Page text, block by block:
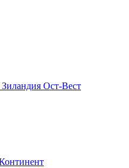
Зиландия Ост-Вест